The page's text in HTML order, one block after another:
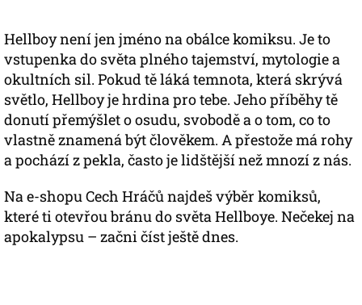
Hellboy není jen jméno na obálce komiksu. Je to
vstupenka do světa plného tajemství, mytologie a
okultních sil. Pokud tě láká temnota, která skrývá
světlo, Hellboy je hrdina pro tebe. Jeho příběhy tě
donutí přemýšlet o osudu, svobodě a o tom, co to
vlastně znamená být člověkem. A přestože má rohy
a pochází z pekla, často je lidštější než mnozí z nás.
Na e-shopu Cech Hráčů najdeš výběr komiksů,
které ti otevřou bránu do světa Hellboye. Nečekej na
apokalypsu – začni číst ještě dnes.